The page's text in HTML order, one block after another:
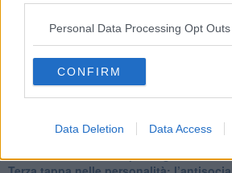
Personal Data Processing Opt Outs
CONFIRM
Data Deletion Data Access
​Saper pazientare
​Giornata del Fiocchetto Lilla
​Venerdì emozionalmente sostenibile
Ma ti ascolti?
Contornati di persone che…
Non dare niente per scontato
Quarta tappa nelle personalità: il
​Nuovi arrivi!